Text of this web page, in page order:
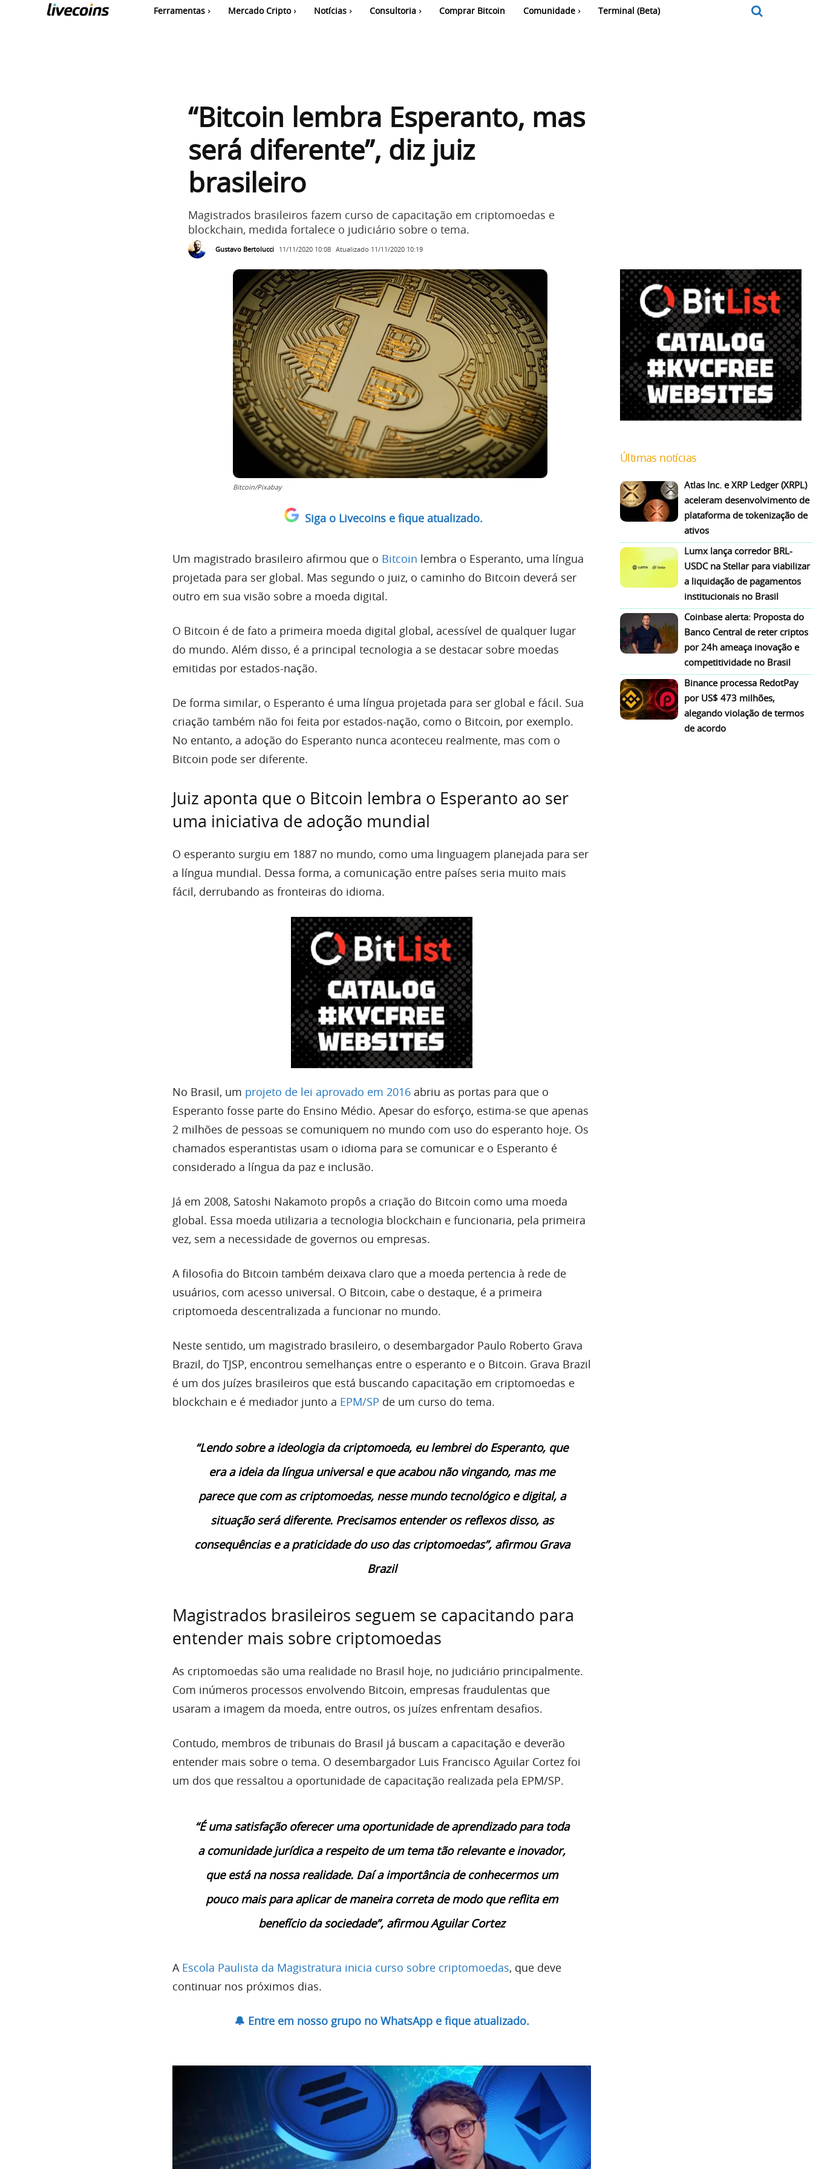
Ferramentas Mercado Cripto Notícias Consultoria Comprar Bitcoin Comunidade Terminal (Beta)
“Bitcoin lembra Esperanto, mas
será diferente”, diz juiz
brasileiro
Magistrados brasileiros fazem curso de capacitação em criptomoedas e
blockchain, medida fortalece o judiciário sobre o tema.
Gustavo Bertolucci 11/11/2020 10:08 Atualizado 11/11/2020 10:19
Bitcoin/Pixabay
Siga o Livecoins e fique atualizado.
Um magistrado brasileiro afirmou que o Bitcoin lembra o Esperanto, uma língua
projetada para ser global. Mas segundo o juiz, o caminho do Bitcoin deverá ser
outro em sua visão sobre a moeda digital.
O Bitcoin é de fato a primeira moeda digital global, acessível de qualquer lugar
do mundo. Além disso, é a principal tecnologia a se destacar sobre moedas
emitidas por estados-nação.
De forma similar, o Esperanto é uma língua projetada para ser global e fácil. Sua
criação também não foi feita por estados-nação, como o Bitcoin, por exemplo.
No entanto, a adoção do Esperanto nunca aconteceu realmente, mas com o
Bitcoin pode ser diferente.
Juiz aponta que o Bitcoin lembra o Esperanto ao ser
uma iniciativa de adoção mundial
O esperanto surgiu em 1887 no mundo, como uma linguagem planejada para ser
a língua mundial. Dessa forma, a comunicação entre países seria muito mais
fácil, derrubando as fronteiras do idioma.
No Brasil, um projeto de lei aprovado em 2016 abriu as portas para que o
Esperanto fosse parte do Ensino Médio. Apesar do esforço, estima-se que apenas
2 milhões de pessoas se comuniquem no mundo com uso do esperanto hoje. Os
chamados esperantistas usam o idioma para se comunicar e o Esperanto é
considerado a língua da paz e inclusão.
Já em 2008, Satoshi Nakamoto propôs a criação do Bitcoin como uma moeda
global. Essa moeda utilizaria a tecnologia blockchain e funcionaria, pela primeira
vez, sem a necessidade de governos ou empresas.
A filosofia do Bitcoin também deixava claro que a moeda pertencia à rede de
usuários, com acesso universal. O Bitcoin, cabe o destaque, é a primeira
criptomoeda descentralizada a funcionar no mundo.
Neste sentido, um magistrado brasileiro, o desembargador Paulo Roberto Grava
Brazil, do TJSP, encontrou semelhanças entre o esperanto e o Bitcoin. Grava Brazil
é um dos juízes brasileiros que está buscando capacitação em criptomoedas e
blockchain e é mediador junto a EPM/SP de um curso do tema.
“Lendo sobre a ideologia da criptomoeda, eu lembrei do Esperanto, que
era a ideia da língua universal e que acabou não vingando, mas me
parece que com as criptomoedas, nesse mundo tecnológico e digital, a
situação será diferente. Precisamos entender os reflexos disso, as
consequências e a praticidade do uso das criptomoedas”, afirmou Grava
Brazil
Magistrados brasileiros seguem se capacitando para
entender mais sobre criptomoedas
As criptomoedas são uma realidade no Brasil hoje, no judiciário principalmente.
Com inúmeros processos envolvendo Bitcoin, empresas fraudulentas que
usaram a imagem da moeda, entre outros, os juízes enfrentam desafios.
Contudo, membros de tribunais do Brasil já buscam a capacitação e deverão
entender mais sobre o tema. O desembargador Luis Francisco Aguilar Cortez foi
um dos que ressaltou a oportunidade de capacitação realizada pela EPM/SP.
“É uma satisfação oferecer uma oportunidade de aprendizado para toda
a comunidade jurídica a respeito de um tema tão relevante e inovador,
que está na nossa realidade. Daí a importância de conhecermos um
pouco mais para aplicar de maneira correta de modo que reflita em
benefício da sociedade”, afirmou Aguilar Cortez
A Escola Paulista da Magistratura inicia curso sobre criptomoedas, que deve
continuar nos próximos dias.
🔔 Entre em nosso grupo no WhatsApp e fique atualizado.
Últimas notícias
Atlas Inc. e XRP Ledger (XRPL)
aceleram desenvolvimento de
plataforma de tokenização de
ativos
Lumx lança corredor BRL-
USDC na Stellar para viabilizar
a liquidação de pagamentos
institucionais no Brasil
Coinbase alerta: Proposta do
Banco Central de reter criptos
por 24h ameaça inovação e
competitividade no Brasil
Binance processa RedotPay
por US$ 473 milhões,
alegando violação de termos
de acordo